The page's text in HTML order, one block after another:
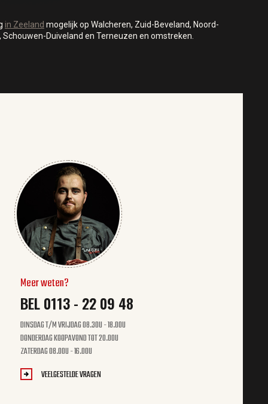
in Zeeland mogelijk op Walcheren, Zuid-Beveland, Noord-
Schouwen-Duiveland en Terneuzen en omstreken.
Meer weten?
BEL 0113 - 22 09 48
DINSDAG T/M VRIJDAG 08.30U - 18.00U
DONDERDAG KOOPAVOND TOT 20.00U
ZATERDAG 08.00U - 16.00U
VEELGESTELDE VRAGEN